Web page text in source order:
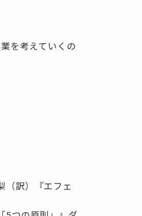
を考えていくの
（訳）『エフェ